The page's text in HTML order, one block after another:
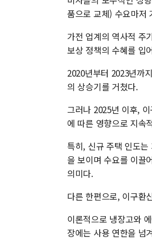
품으로 교체) 수요마저
가전 업계의 역사적 주
보상 정책의 수혜를 입
2020년부터 2023년까
의 상승기를 거쳤다.
그러나 2025년 이후,
에 따른 영향으로 지속
특히, 신규 주택 인도
을 보이며 수요를 이끌
의미다.
다른 한편으로, 이구환
이론적으로 냉장고와
장에는 사용 연한을 넘